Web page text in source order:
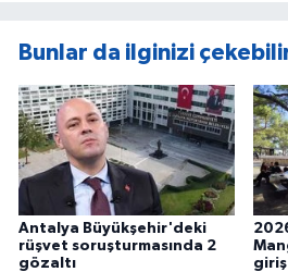
Bunlar da ilginizi
Antalya Büyükşehir'deki
rüşvet soruşturmasında 2
gözaltı